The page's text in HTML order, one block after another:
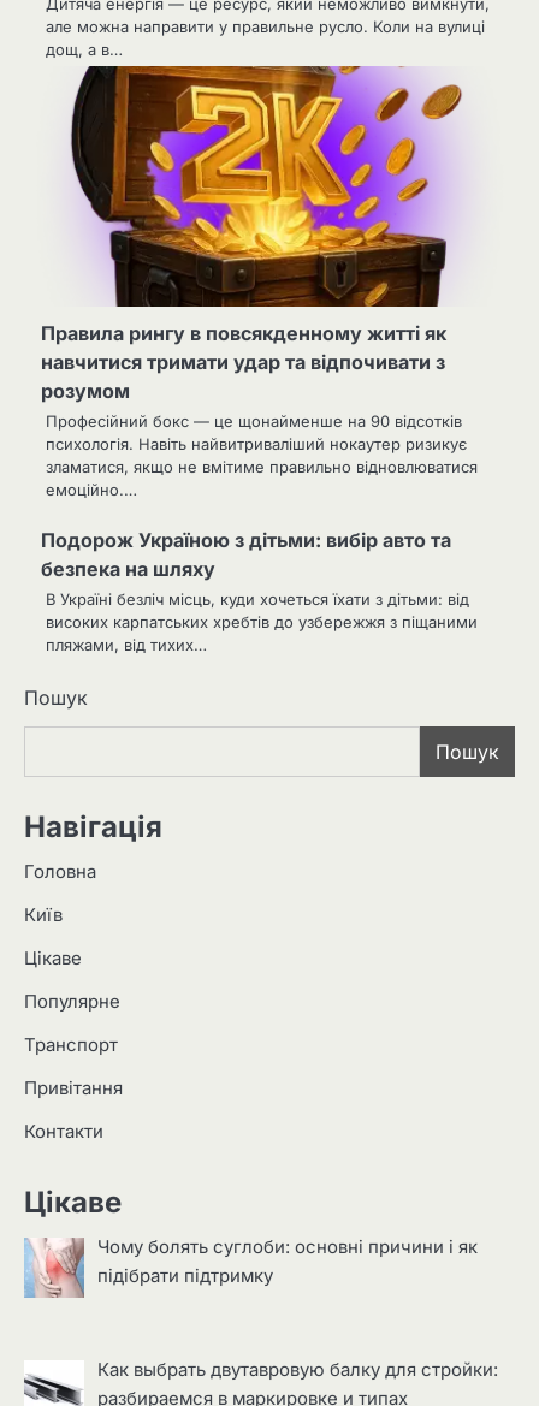
Дитяча енергія — це ресурс, який неможливо вимкнути,
але можна направити у правильне русло. Коли на вулиці
дощ, а в…
Правила рингу в повсякденному житті як
навчитися тримати удар та відпочивати з
розумом
Професійний бокс — це щонайменше на 90 відсотків
психологія. Навіть найвитриваліший нокаутер ризикує
зламатися, якщо не вмітиме правильно відновлюватися
емоційно.…
Подорож Україною з дітьми: вибір авто та
безпека на шляху
В Україні безліч місць, куди хочеться їхати з дітьми: від
високих карпатських хребтів до узбережжя з піщаними
пляжами, від тихих…
Пошук
Пошук
Навігація
Головна
Київ
Цікаве
Популярне
Транспорт
Привітання
Контакти
Цікаве
Чому болять суглоби: основні причини і як
підібрати підтримку
Как выбрать двутавровую балку для стройки:
разбираемся в маркировке и типах